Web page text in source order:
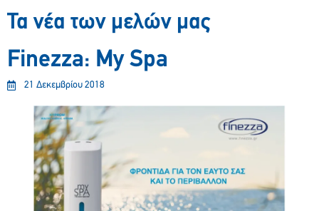
Τα νέα των μελών μας
Finezza: My Spa
21 Δεκεμβρίου 2018